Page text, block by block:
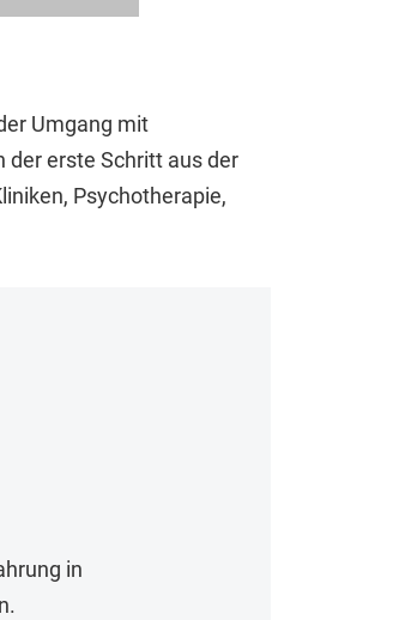
Umgang mit
der erste Schritt aus der
Psychotherapie,
in